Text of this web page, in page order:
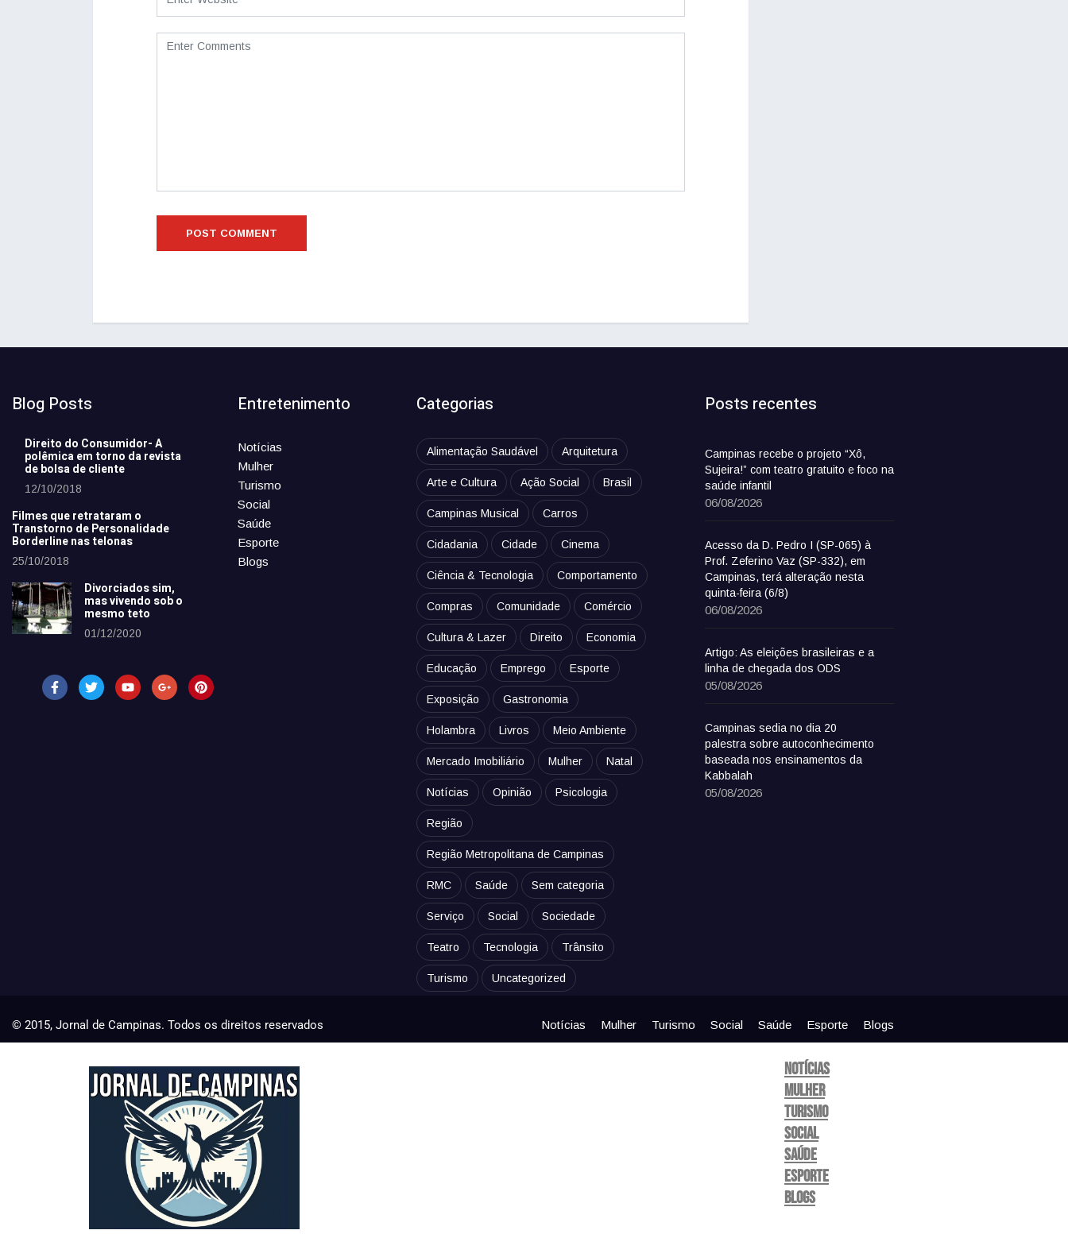
Blog Posts
Direito do Consumidor- A
polêmica em torno da revista
de bolsa de cliente
12/10/2018
Filmes que retrataram o
Transtorno de Personalidade
Borderline nas telonas
25/10/2018
Divorciados sim,
mas vivendo sob o
mesmo teto
01/12/2020
Entretenimento
Notícias
Mulher
Turismo
Social
Saúde
Esporte
Blogs
Categorias
Alimentação Saudável Arquitetura
Arte e Cultura Ação Social Brasil
Campinas Musical Carros
Cidadania Cidade Cinema
Ciência & Tecnologia Comportamento
Compras Comunidade Comércio
Cultura & Lazer Direito Economia
Educação Emprego Esporte
Exposição Gastronomia
Holambra Livros Meio Ambiente
Mercado Imobiliário Mulher Natal
Notícias Opinião Psicologia
Região
Região Metropolitana de Campinas
RMC Saúde Sem categoria
Serviço Social Sociedade
Teatro Tecnologia Trânsito
Turismo Uncategorized
Posts recentes
Campinas recebe o projeto “Xô,
Sujeira!” com teatro gratuito e foco na
saúde infantil
06/08/2026
Acesso da D. Pedro I (SP-065) à
Prof. Zeferino Vaz (SP-332), em
Campinas, terá alteração nesta
quinta-feira (6/8)
06/08/2026
Artigo: As eleições brasileiras e a
linha de chegada dos ODS
05/08/2026
Campinas sedia no dia 20
palestra sobre autoconhecimento
baseada nos ensinamentos da
Kabbalah
05/08/2026
© 2015, Jornal de Campinas. Todos os direitos reservados Notícias Mulher Turismo Social Saúde Esporte Blogs
Notícias
Mulher
Turismo
Social
Saúde
Esporte
Blogs